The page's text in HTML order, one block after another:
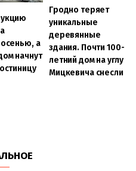
а
начнут
Гродно теряет
уникальные
деревянные
здания. Почти 100-
летний дом на углу
Мицкевича снесли